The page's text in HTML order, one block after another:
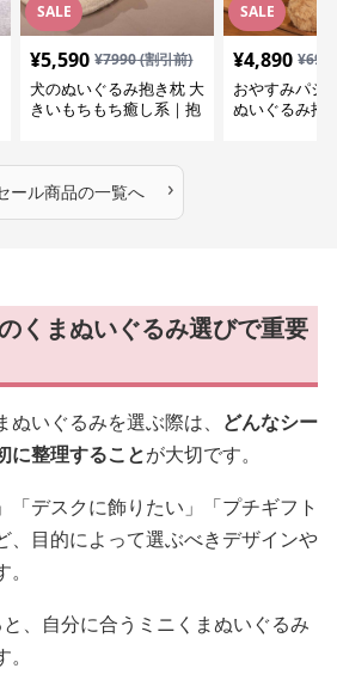
SALE
¥5,590 ¥7990(割引前)
犬のぬいぐるみ抱き枕 大
きいもちもち癒し系｜抱
SALE
¥4,890 ¥
おやすみパジ
ぬいぐるみ抱
ール商品の一覧へ ›
くまぬいぐるみ選びで重要
いぐるみを選ぶ際は、 どんなシー
に整理することが大切です。
「デスクに飾りたい」「プチギフト
、目的によって選ぶべきデザインや
、自分に合うミニくまぬいぐるみ